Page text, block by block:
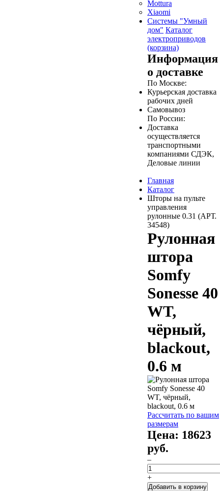
Mottura
Xiaomi
Системы "Умный
дом" Каталог
электроприводов
(корзина)
Информация
о доставке
По Москве:
Курьерская доставка
рабочих дней
Самовывоз
По России:
Доставка
осуществляется
транспортными
компаниями СДЭК,
Деловые линии
Главная
Каталог
Шторы на пульте
управления
рулонные 0.31 (АРТ.
34548)
Рулонная
штора
Somfy
Sonesse 40
WT,
чёрный,
blackout,
0.6 м
Рассчитать по вашим
размерам
Цена: 18623
руб.
–
+
Добавить в корзину